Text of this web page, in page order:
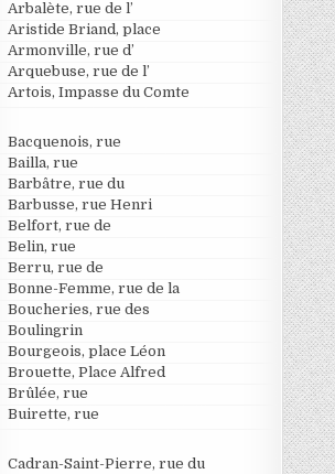
Arbalète, rue de l’
Aristide Briand, place
Armonville, rue d’
Arquebuse, rue de l’
Artois, Impasse du Comte
Bacquenois, rue
Bailla, rue
Barbâtre, rue du
Barbusse, rue Henri
Belfort, rue de
Belin, rue
Berru, rue de
Bonne-Femme, rue de la
Boucheries, rue des
Boulingrin
Bourgeois, place Léon
Brouette, Place Alfred
Brûlée, rue
Buirette, rue
Cadran-Saint-Pierre, rue du